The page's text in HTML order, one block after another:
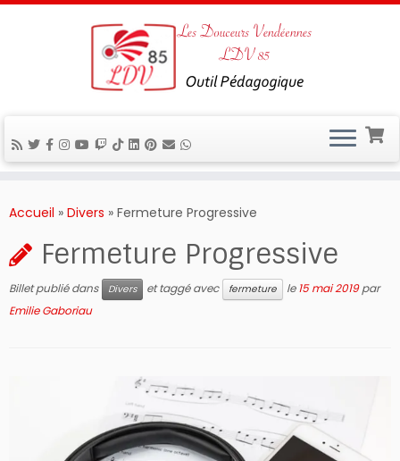
auAccueil » Divers » Fermeture Progressive
Fermeture Progressive
Billet publié dans Divers et taggé avec fermeture le15 mai 2019 par
Emilie Gaboriau